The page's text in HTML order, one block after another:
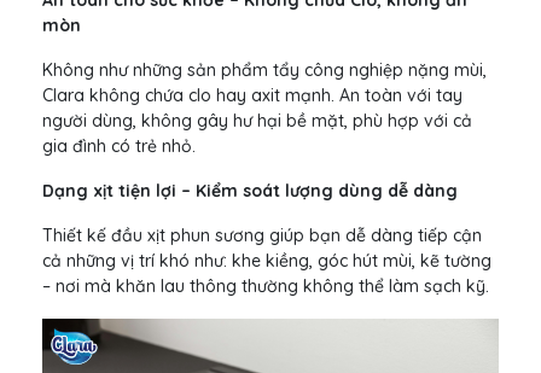
mòn
Không như những sản phẩm tẩy công nghiệp nặng mùi,
Clara không chứa clo hay axit mạnh. An toàn với tay
người dùng, không gây hư hại bề mặt, phù hợp với cả
gia đình có trẻ nhỏ.
Dạng xịt tiện lợi – Kiểm soát lượng dùng dễ dàng
Thiết kế đầu xịt phun sương giúp bạn dễ dàng tiếp cận
cả những vị trí khó như: khe kiềng, góc hút mùi, kẽ tường
– nơi mà khăn lau thông thường không thể làm sạch kỹ.